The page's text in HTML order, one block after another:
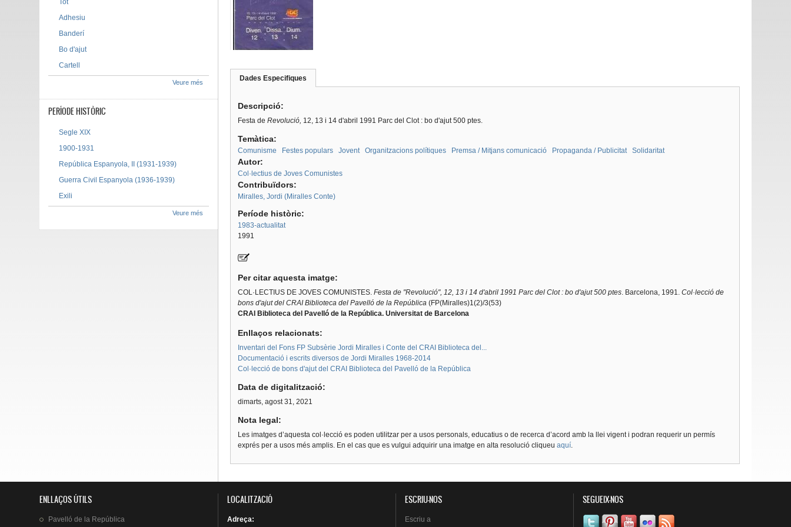
Dades Especifiques
activa)
Descripció:
Festa de Revolució, 12, 13 i 14 d'abril 1991 Parc del Clot : bo d'ajut 500 ptes.
Temàtica:
Comunisme Festes populars Jovent Organitzacions polítiques Premsa / Mitjans comunicació Propaganda / Publicitat Solidaritat
Autor:
Col·lectius de Joves Comunistes
Contribuïdors:
Miralles, Jordi (Miralles Conte)
Període històric:
1983-actualitat
1991
Per citar aquesta imatge:
COL·LECTIUS DE JOVES COMUNISTES. Festa de "Revolució", 12, 13 i 14 d'abril 1991 Parc del Clot : bo d'ajut 500 ptes. Barcelona, 1991. Col·lecció de
bons d'ajut del CRAI Biblioteca del Pavelló de la República(FP(Miralles)1(2)/3(53)
CRAI Biblioteca del Pavelló de la República. Universitat de Barcelona
Enllaços relacionats:
Inventari del Fons FP Subsèrie Jordi Miralles i Conte del CRAI Biblioteca del...
Documentació i escrits diversos de Jordi Miralles 1968-2014
Col·lecció de bons d'ajut del CRAI Biblioteca del Pavelló de la República
Data de digitalització:
dimarts, agost 31, 2021
Nota legal:
Les imatges d’aquesta col·lecció es poden utilitzar per a usos personals, educatius o de recerca d’acord amb la llei vigent i podran requerir un permís
exprés per a usos més amplis. En el cas que es vulgui adquirir una imatge en alta resolució cliqueu aquí.
Tot
Adhesiu
Banderí
Bo d'ajut
Cartell
Veure més
PERÍODE HISTÒRIC
Segle XIX
1900-1931
República Espanyola, II (1931-1939)
Guerra Civil Espanyola (1936-1939)
Exili
Veure més
ENLLAÇOS ÚTILS
Pavelló de la República
LOCALITZACIÓ
Adreça:
ESCRIU-NOS
Escriu a
SEGUEIX-NOS